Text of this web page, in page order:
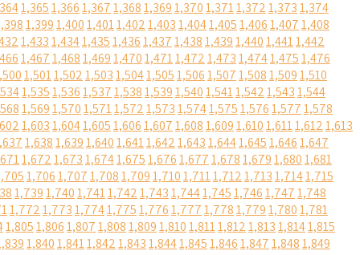
1,3651,3661,3671,3681,3691,3701,3711,3721,3731,374
1,3991,4001,4011,4021,4031,4041,4051,4061,4071,408
1,4331,4341,4351,4361,4371,4381,4391,4401,4411,442
1,4671,4681,4691,4701,4711,4721,4731,4741,4751,476
1,5011,5021,5031,5041,5051,5061,5071,5081,5091,510
1,5351,5361,5371,5381,5391,5401,5411,5421,5431,544
1,5691,5701,5711,5721,5731,5741,5751,5761,5771,578
1,6031,6041,6051,6061,6071,6081,6091,6101,6111,6121,613
1,6381,6391,6401,6411,6421,6431,6441,6451,6461,647
1,6721,6731,6741,6751,6761,6771,6781,6791,6801,681
1,7061,7071,7081,7091,7101,7111,7121,7131,7141,715
1,7391,7401,7411,7421,7431,7441,7451,7461,7471,748
1,7721,7731,7741,7751,7761,7771,7781,7791,7801,781
1,8051,8061,8071,8081,8091,8101,8111,8121,8131,8141,815
1,8401,8411,8421,8431,8441,8451,8461,8471,8481,849